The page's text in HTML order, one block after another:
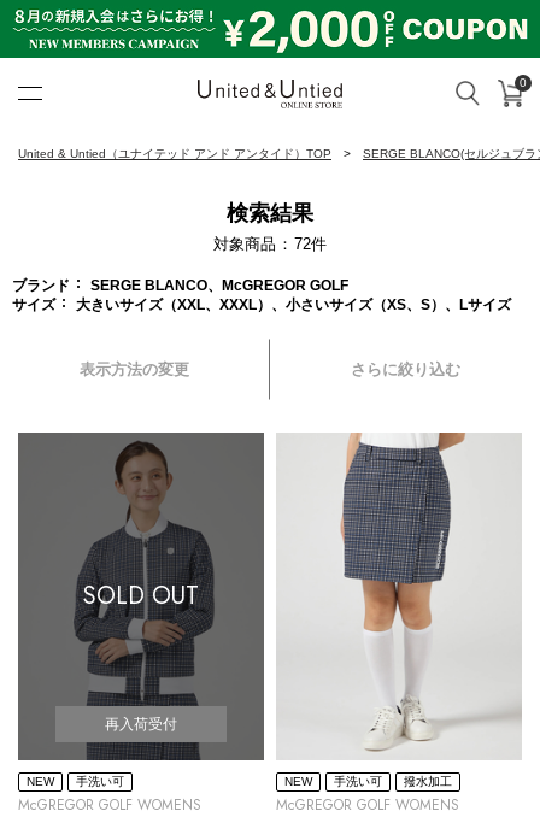
検索 カ
0
United & Untied（ユナイテッド アンド アンタイド）TOP SERGE BLANCO(セルジュブ
検索結果
対象商品 72件
ブランド
SERGE BLANCO、McGREGOR GOLF
サイズ
大きいサイズ（XXL、XXXL）、小さいサイズ（XS、S）、Lサイズ
表示方法の変更 さらに絞り込む
SOLD OUT
再入荷受付
NEW 手洗い可
McGREGOR GOLF WOMENS
NEW 手洗い可 撥水加工
McGREGOR GOLF WOMENS